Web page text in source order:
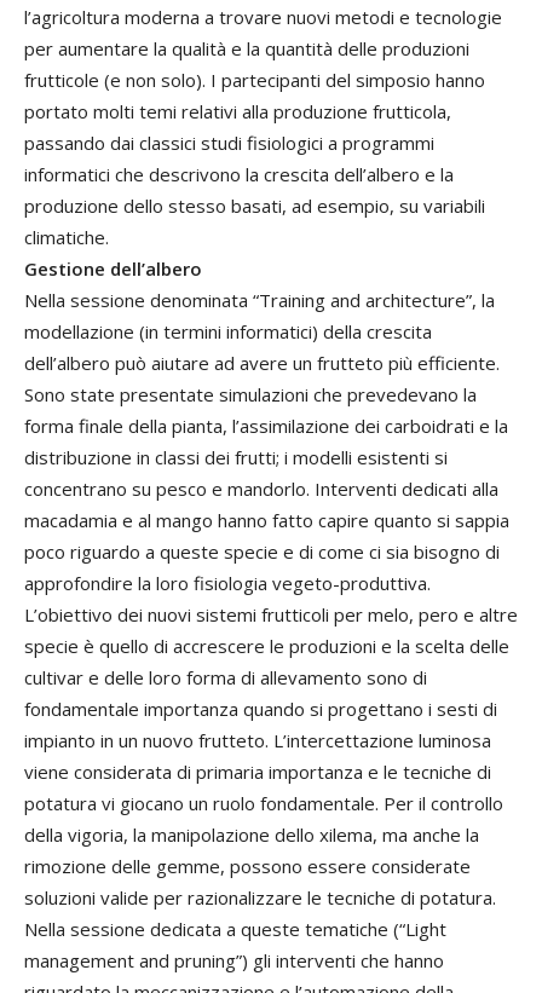
l’agricoltura moderna a trovare nuovi metodi e tecnologie
per aumentare la qualità e la quantità delle produzioni
frutticole (e non solo). I partecipanti del simposio hanno
portato molti temi relativi alla produzione frutticola,
passando dai classici studi fisiologici a programmi
informatici che descrivono la crescita dell’albero e la
produzione dello stesso basati, ad esempio, su variabili
climatiche.
Gestione dell’albero
Nella sessione denominata “Training and architecture”, la
modellazione (in termini informatici) della crescita
dell’albero può aiutare ad avere un frutteto più efficiente.
Sono state presentate simulazioni che prevedevano la
forma finale della pianta, l’assimilazione dei carboidrati e la
distribuzione in classi dei frutti; i modelli esistenti si
concentrano su pesco e mandorlo. Interventi dedicati alla
macadamia e al mango hanno fatto capire quanto si sappia
poco riguardo a queste specie e di come ci sia bisogno di
approfondire la loro fisiologia vegeto-produttiva.
L’obiettivo dei nuovi sistemi frutticoli per melo, pero e altre
specie è quello di accrescere le produzioni e la scelta delle
cultivar e delle loro forma di allevamento sono di
fondamentale importanza quando si progettano i sesti di
impianto in un nuovo frutteto. L’intercettazione luminosa
viene considerata di primaria importanza e le tecniche di
potatura vi giocano un ruolo fondamentale. Per il controllo
della vigoria, la manipolazione dello xilema, ma anche la
rimozione delle gemme, possono essere considerate
soluzioni valide per razionalizzare le tecniche di potatura.
Nella sessione dedicata a queste tematiche (“Light
management and pruning”) gli interventi che hanno